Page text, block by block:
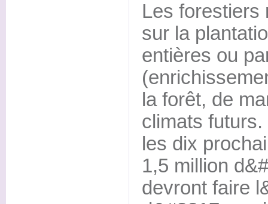
Les forestiers
sur la
entières ou
la forêt, de
climats
les dix
1,5 million
devront faire